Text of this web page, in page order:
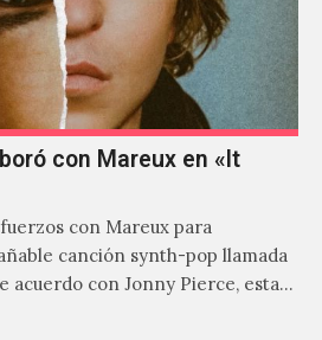
con Mareux en «It
con Mareux para
canción synth-pop llamada
acuerdo con Jonny Pierce, esta